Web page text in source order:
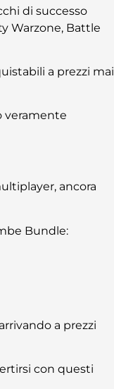
di successo
Warzone, Battle
a prezzi mai
veramente
ancora
Bundle:
a prezzi
con questi